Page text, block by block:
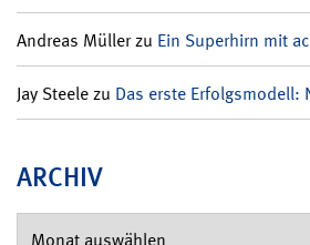
Andreas Müllerzu Ein Superhirn mit
Jay Steelezu Das erste Erfolgsmodell:
ARCHIV